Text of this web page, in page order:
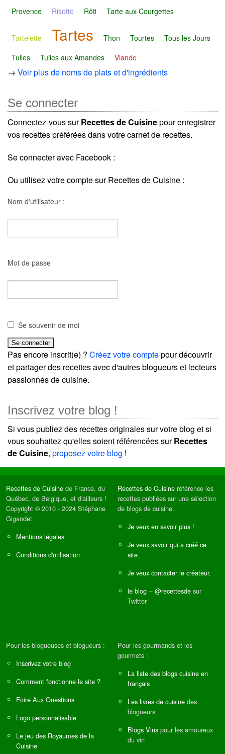
Provence
Risotto Rôti Tarte aux Courgettes
Tartelette Tartes Thon Tourtes
Tous les Jours
Tuiles
Tuiles aux Amandes Viande
→ Voir plus de noms de plats et d'ingrédients
Se connecter
Connectez-vous surRecettes de Cuisinepour enregistrer
vos recettes préférées dans votre carnet de recettes.
Se connecter avec Facebook :
Ou utilisez votre compte sur Recettes de Cuisine :
Nom d'utilisateur :
Mot de passe
Se souvenir de moi
Pas encore inscrit(e) ? Créez votre comptepour découvrir
et partager des recettes avec d'autres blogueurs et lecteurs
passionnés de cuisine.
Inscrivez votre blog !
Si vous publiez des recettes originales sur votre blog et si
vous souhaitez qu'elles soient référencées surRecettes
de Cuisine, proposez votre blog !
Recettes de Cuisine de France, du
Québec, de Belgique, et d'ailleurs !
Copyright © 2010 - 2024 Stéphane
Gigandet
Mentions légales
Conditions d'utilisation
Recettes de Cuisine référence les
recettes publiées sur une sélection
de blogs de cuisine.
Je veux en savoir plus !
Je veux savoir qui a créé ce
site.
Je veux contacter le créateur.
le blog -- @recettesde sur
Twitter
Pour les blogueuses et blogueurs :
Inscrivez votre blog
Comment fonctionne le site ?
Foire Aux Questions
Logo personnalisable
Le jeu des Royaumes de la
Cuisine
Pour les gourmands et les
gourmets :
La liste des blogs cuisine en
français
Les livres de cuisine des
blogueurs
Blogs Vins pour les amoureux
du vin